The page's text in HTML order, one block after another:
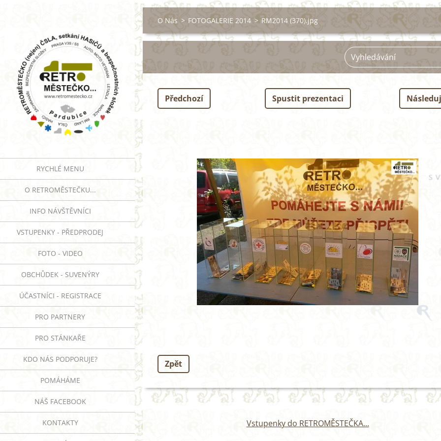
RYCHLÉ MENU
O RETROMĚSTEČKU...
INFO NÁVŠTĚVNÍCI
VSTUPENKY - PŘEDPRODEJ
FOTO - VIDEO
OBCHŮDEK - SUVENÝRY
ÚČASTNÍCI - REGISTRACE
PRO PARTNERY
PRO STÁNKAŘE
KDO NÁS PODPORUJE?
POMÁHÁME
NÁŠ FACEBOOK
KONTAKTY
O Nás > FOTOGALERIE 2014 > RM2014 (370).jpg
Předchozí Spustit prezentaci
Zpět
Vstupenky do RETROMĚSTEČKA...